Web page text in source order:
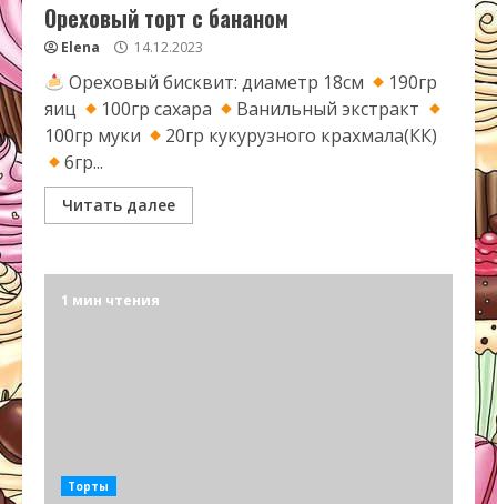
Ореховый торт с бананом
Elena 14.12.2023
Ореховый бисквит: диаметр 18см
190гр
яиц
100гр сахара
Ванильный экстракт
100гр муки
20гр кукурузного крахмала(КК)
6гр...
Читать далее
1 мин чтения
Торты